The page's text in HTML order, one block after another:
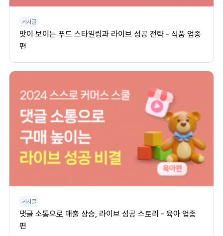
게시글
맛이 보이는 푸드 스타일링과 라이브 성공 전략 - 식품 업종
편
게시글
댓글 소통으로 매출 상승, 라이브 성공 스토리 - 육아 업종
편